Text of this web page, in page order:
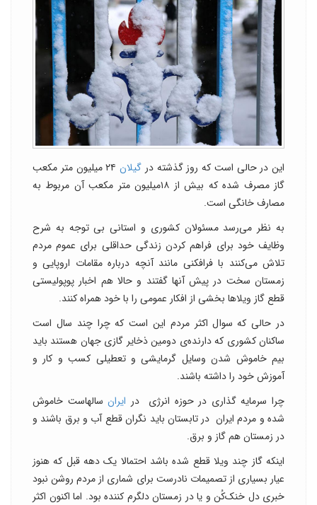
این در حالی است که روز گذشته در گیلان
۲۴ میلیون متر مکعب
گاز مصرف شده که بیش از ۱۸میلیون متر مکعب آن مربوط به
مصارف خانگی است.
به نظر می‌رسد مسئولان کشوری و استانی بی توجه به شرح
وظایف خود برای فراهم کردن زندگی حداقلی برای عموم مردم
تلاش می‌کنند با فرافکنی مانند آنچه درباره مقامات اروپایی و
زمستان سخت در پیش آنها گفتند و حالا هم اخبار پوپولیستی
قطع گاز ویلاها بخشی از افکار عمومی را با خود همراه کنند.
در حالی که سوال اکثر مردم این است که چرا چند سال است
ساکنان کشوری که دارنده‌ی دومین ذخایر گازی جهان هستند باید
بیم خاموش شدن وسایل گرمایشی و تعطیلی کسب و کار و
آموزش خود را داشته باشند.
چرا سرمایه گذاری در حوزه انرژی در ایرانسالهاست خاموش
شده و مردم ایران در تابستان باید نگران قطع آب و برق باشند و
در زمستان هم گاز و برق.
اینکه گاز چند ویلا قطع شده باشد احتمالا یک دهه قبل که هنوز
عیار بسیاری از تصمیمات نادرست برای شماری از مردم روشن نبود
خبری دل خنک‌کُن و یا در زمستان دلگرم کننده بود. اما اکنون اکثر